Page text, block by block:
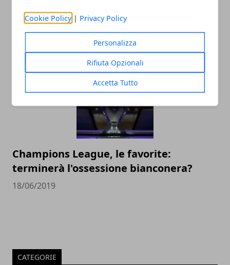
Cookie Policy | Privacy Policy
Personalizza
Rifiuta Opzionali
Accetta Tutto
Le imprese più grandi nel calcio
dilettantistico in Italia
Champions League, le favorite:
terminerà l'ossessione bianconera?
18/06/2019
CATEGORIE